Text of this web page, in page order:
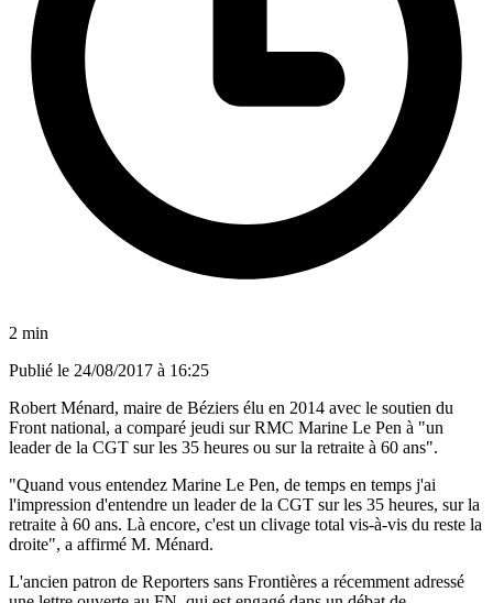
2 min
Publié le 24/08/2017 à 16:25
Robert Ménard, maire de Béziers élu en 2014 avec le soutien du
Front national, a comparé jeudi sur RMC Marine Le Pen à "un
leader de la CGT sur les 35 heures ou sur la retraite à 60 ans".
"Quand vous entendez Marine Le Pen, de temps en temps j'ai
l'impression d'entendre un leader de la CGT sur les 35 heures, sur la
retraite à 60 ans. Là encore, c'est un clivage total vis-à-vis du reste la
droite", a affirmé M. Ménard.
L'ancien patron de Reporters sans Frontières a récemment adressé